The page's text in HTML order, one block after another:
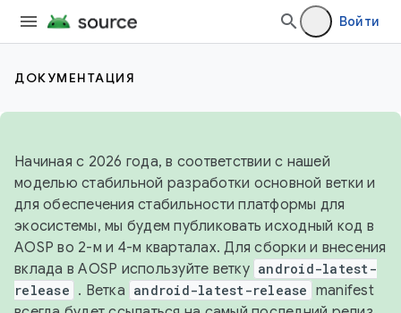
Войти
ДОКУМЕНТАЦИЯ
Начиная с 2026 года, в соответствии с нашей
моделью стабильной разработки основной ветки и
для обеспечения стабильности платформы для
экосистемы, мы будем публиковать исходный код в
AOSP во 2-м и 4-м кварталах. Для сборки и внесения
вклада в AOSP используйте ветку android-latest-
release . Ветка android-latest-release manifest